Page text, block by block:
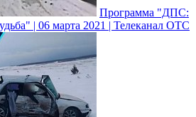
Программа "ДПС:
| 06 марта 2021 | Телеканал ОТС